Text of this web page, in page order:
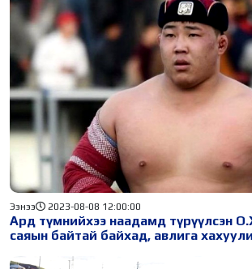
Ард түмнийхээ наадамд түрүүлсэн
саяын байтай байхад, авлига
Ээнээ 2023-08-08 12:00:00